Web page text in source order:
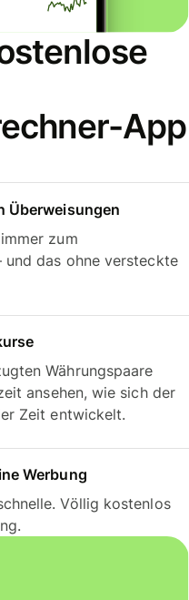
App
Überweisungen
zum
und das ohne versteckte
Währungspaare
ansehen, wie sich der
Zeit entwickelt.
Werbung
Völlig kostenlos